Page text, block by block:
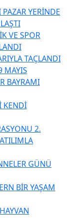
YERİNDE
VE SPOR
TAÇLANDI
MAYIS
BAYRAMI
KENDİ
2.
GÜNÜ
BİR YAŞAM